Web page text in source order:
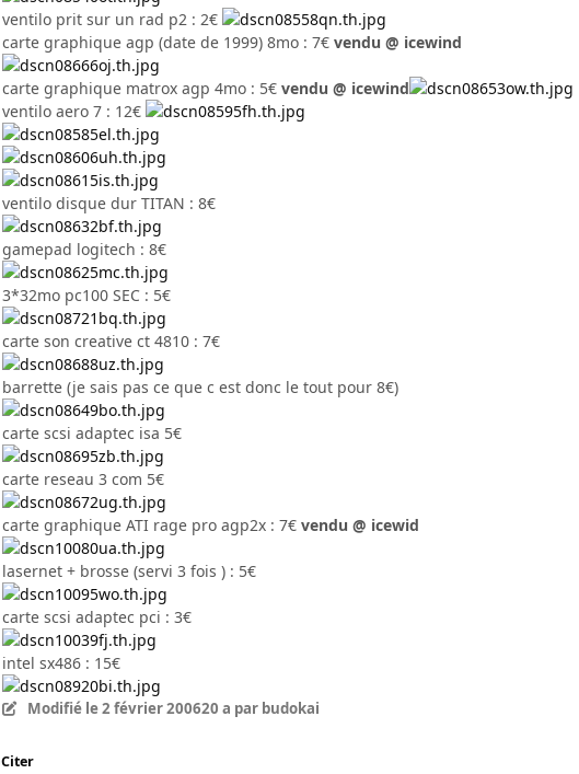
ventilo prit sur un rad p2 : 2€
carte graphique agp (date de 1999) 8mo : 7€ vendu @ icewind
carte graphique matrox agp 4mo : 5€ vendu @ icewind
ventilo aero 7 : 12€
ventilo disque dur TITAN : 8€
gamepad logitech : 8€
3*32mo pc100 SEC : 5€
carte son creative ct 4810 : 7€
barrette (je sais pas ce que c est donc le tout pour 8€)
carte scsi adaptec isa 5€
carte reseau 3 com 5€
carte graphique ATI rage pro agp2x : 7€ vendu @ icewid
lasernet + brosse (servi 3 fois ) : 5€
carte scsi adaptec pci : 3€
intel sx486 : 15€
Modifié le 2 février 200620 a par budokai
Citer